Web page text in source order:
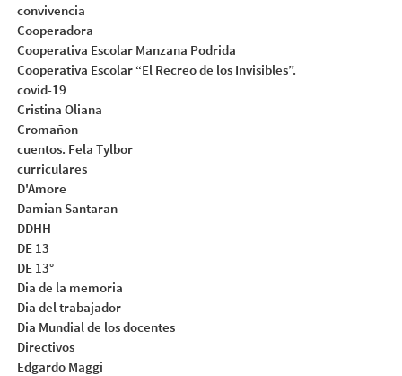
convivencia
Cooperadora
Cooperativa Escolar Manzana Podrida
Cooperativa Escolar “El Recreo de los Invisibles”.
covid-19
Cristina Oliana
Cromañon
cuentos. Fela Tylbor
curriculares
D'Amore
Damian Santaran
DDHH
DE 13
DE 13°
Dia de la memoria
Dia del trabajador
Dia Mundial de los docentes
Directivos
Edgardo Maggi